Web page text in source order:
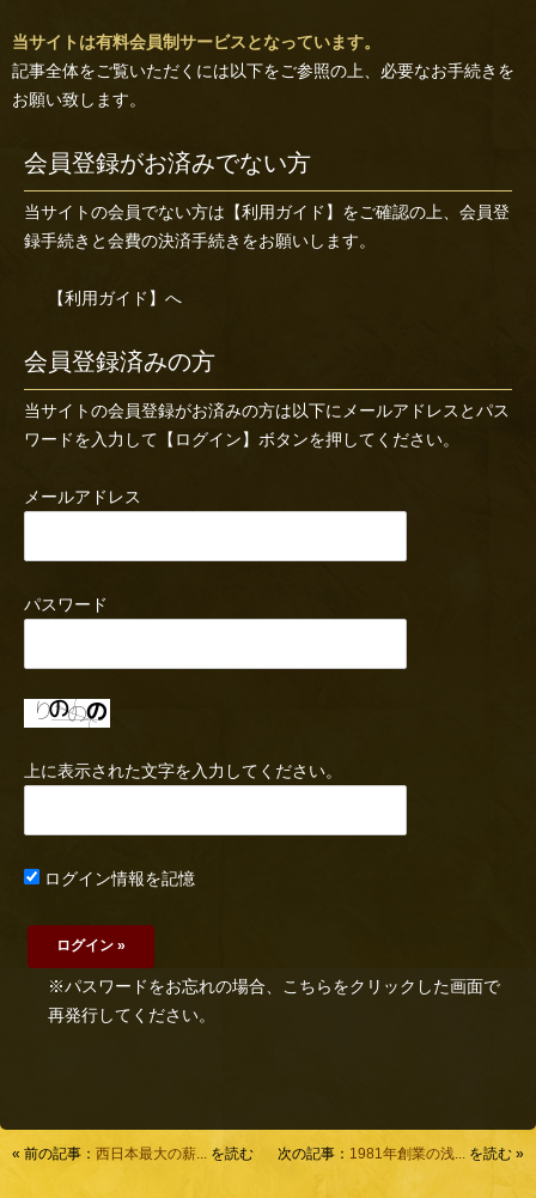
当サイトは有料会員制サービスとなっています。
記事全体をご覧いただくには以下をご参照の上、必要なお手続きを
お願い致します。
会員登録がお済みでない方
当サイトの会員でない方は 【利用ガイド】 をご確認の上、会員登
録手続きと会費の決済手続きをお願いします。
【利用ガイド】へ
会員登録済みの方
当サイトの会員登録がお済みの方は以下にメールアドレスとパス
ワードを入力して【ログイン】ボタンを押してください。
メールアドレス
パスワード
上に表示された文字を入力してください。
ログイン情報を記憶
※パスワードをお忘れの場合、こちらをクリックした画面で
再発行してください。
« 前の記事： 西日本最大の薪... を読む 次の記事： 1981年創業の浅... を読む »